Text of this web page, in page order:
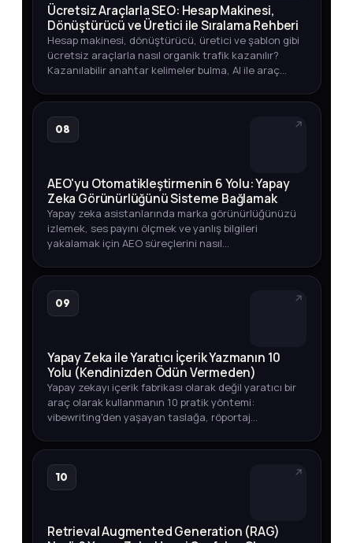
Ücretsiz Araçlarla SEO: Hesap Makinesi,
Dönüştürücü ve Üretici ile Sıralama Rehberi
Hesap makinesi, dönüştürücü, üretici ve şablon gibi
ücretsiz araçlarla nasıl organik trafik kazanılır?
Kazanılabilir anahtar kelimeler bulma, AI ile araç
08
AEO'yu Otomatikleştirmenin 6 Yolu: Yapay
Zeka Görünürlüğünü Sisteme Bağlamak
Yapay zeka asistanlarında marka görünürlüğünüzü
izlemek, ses payını ölçmek ve yanlış bilgileri
yakalamak için AEO süreçlerini nasıl
09
Yapay Zeka ile Yaratıcı İçerik Yazmanın 10
Yolu (Kendinizden Ödün Vermeden)
Yapay zekayı içerik fabrikası olarak değil yaratıcı bir
araç olarak kullanmanın 10 pratik yöntemi:
vibewriting'den yaşayan taslağa, röportaj
10
Retrieval Augmented Generation (RAG)